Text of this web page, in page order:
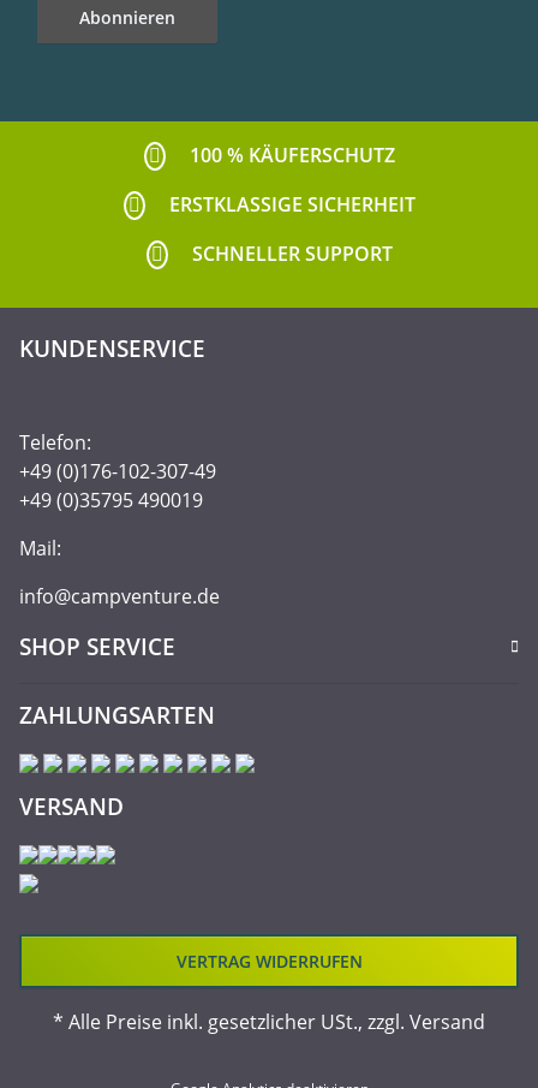
Abonnieren
100 % KÄUFERSCHUTZ
ERSTKLASSIGE SICHERHEIT
SCHNELLER SUPPORT
KUNDENSERVICE
Telefon:
+49 (0)176-102-307-49
+49 (0)35795 490019
Mail:
info@campventure.de
SHOP SERVICE
ZAHLUNGSARTEN
VERSAND
VERTRAG WIDERRUFEN
* Alle Preise inkl. gesetzlicher USt., zzgl. Versand